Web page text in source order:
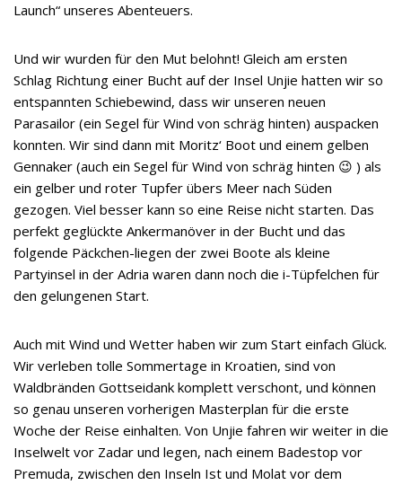
Launch“ unseres Abenteuers.
Und wir wurden für den Mut belohnt! Gleich am ersten
Schlag Richtung einer Bucht auf der Insel Unjie hatten wir so
entspannten Schiebewind, dass wir unseren neuen
Parasailor (ein Segel für Wind von schräg hinten) auspacken
konnten. Wir sind dann mit Moritz‘ Boot und einem gelben
Gennaker (auch ein Segel für Wind von schräg hinten 😉 ) als
ein gelber und roter Tupfer übers Meer nach Süden
gezogen. Viel besser kann so eine Reise nicht starten. Das
perfekt geglückte Ankermanöver in der Bucht und das
folgende Päckchen-liegen der zwei Boote als kleine
Partyinsel in der Adria waren dann noch die i-Tüpfelchen für
den gelungenen Start.
Auch mit Wind und Wetter haben wir zum Start einfach Glück.
Wir verleben tolle Sommertage in Kroatien, sind von
Waldbränden Gottseidank komplett verschont, und können
so genau unseren vorherigen Masterplan für die erste
Woche der Reise einhalten. Von Unjie fahren wir weiter in die
Inselwelt vor Zadar und legen, nach einem Badestop vor
Premuda, zwischen den Inseln Ist und Molat vor dem